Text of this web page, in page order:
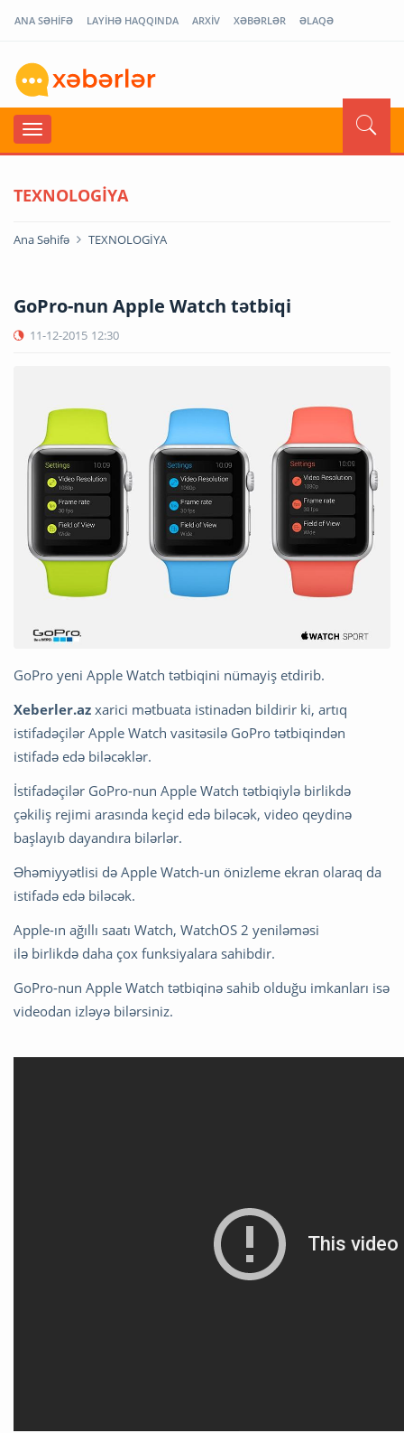
ANA SƏHİFƏ LAYİHƏ HAQQINDA ARXİV XƏBƏRLƏR ƏLAQƏ
TEXNOLOGİYA
Ana Səhifə TEXNOLOGİYA
GoPro-nun Apple Watch tətbiqi
11-12-2015 12:30
GoPro yeni Apple Watch tətbiqini nümayiş etdirib.
Xeberler.az xarici mətbuata istinadən bildirir ki, artıq
istifadəçilər Apple Watch vasitəsilə GoPro tətbiqindən
istifadə edə biləcəklər.
İstifadəçilər GoPro-nun Apple Watch tətbiqiylə birlikdə
çəkiliş rejimi arasında keçid edə biləcək, video qeydinə
başlayıb dayandıra bilərlər.
Əhəmiyyətlisi də Apple Watch-un önizleme ekran olaraq da
istifadə edə biləcək.
Apple-ın ağıllı saatı Watch, WatchOS 2 yeniləməsi
ilə birlikdə daha çox funksiyalara sahibdir.
GoPro-nun Apple Watch tətbiqinə sahib olduğu imkanları isə
videodan izləyə bilərsiniz.